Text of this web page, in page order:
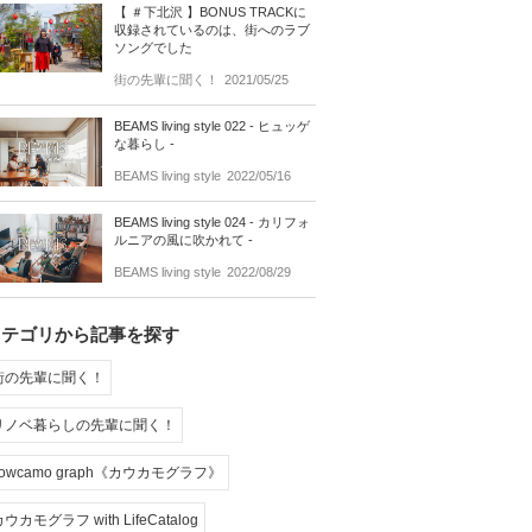
【 ＃下北沢 】BONUS TRACKに
収録されているのは、街へのラブ
ソングでした
街の先輩に聞く！ 2021/05/25
BEAMS living style 022 - ヒュッゲ
な暮らし -
BEAMS living style 2022/05/16
BEAMS living style 024 - カリフォ
ルニアの風に吹かれて -
BEAMS living style 2022/08/29
ゴリから記事を探す
の先輩に聞く！
ノベ暮らしの先輩に聞く！
graph《カウカモグラフ》
ウカモグラフ with LifeCatalog